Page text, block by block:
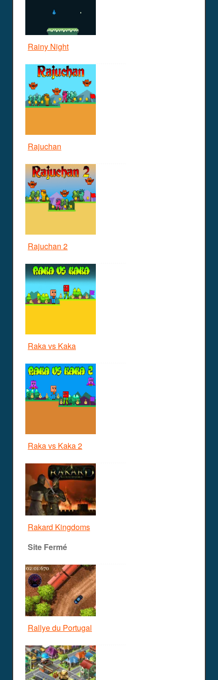
Rainy Night
Rajuchan
Rajuchan 2
Raka vs Kaka
Raka vs Kaka 2
Rakard Kingdoms
Site Fermé
Rallye du Portugal